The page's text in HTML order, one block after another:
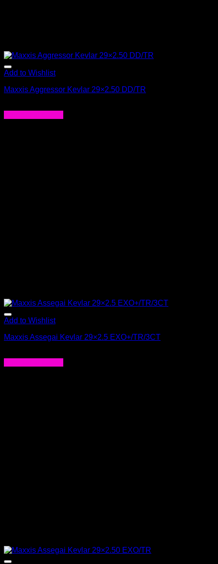
Add to Wishlist
Maxxis Aggressor Kevlar 29×2.50 DD/TR
Add to Wishlist
Maxxis Assegai Kevlar 29×2.5 EXO+/TR/3CT